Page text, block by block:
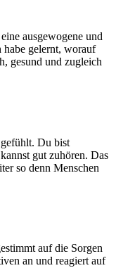
ausgewogene und
habe gelernt, worauf
gesund und zugleich
Du bist
gut zuhören. Das
so denn Menschen
auf die Sorgen
an und reagiert auf